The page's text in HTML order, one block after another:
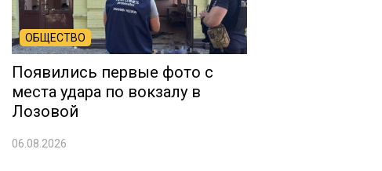
ОБЩЕСТВО
Появились первые фото с
места удара по вокзалу в
Лозовой
06.08.2026